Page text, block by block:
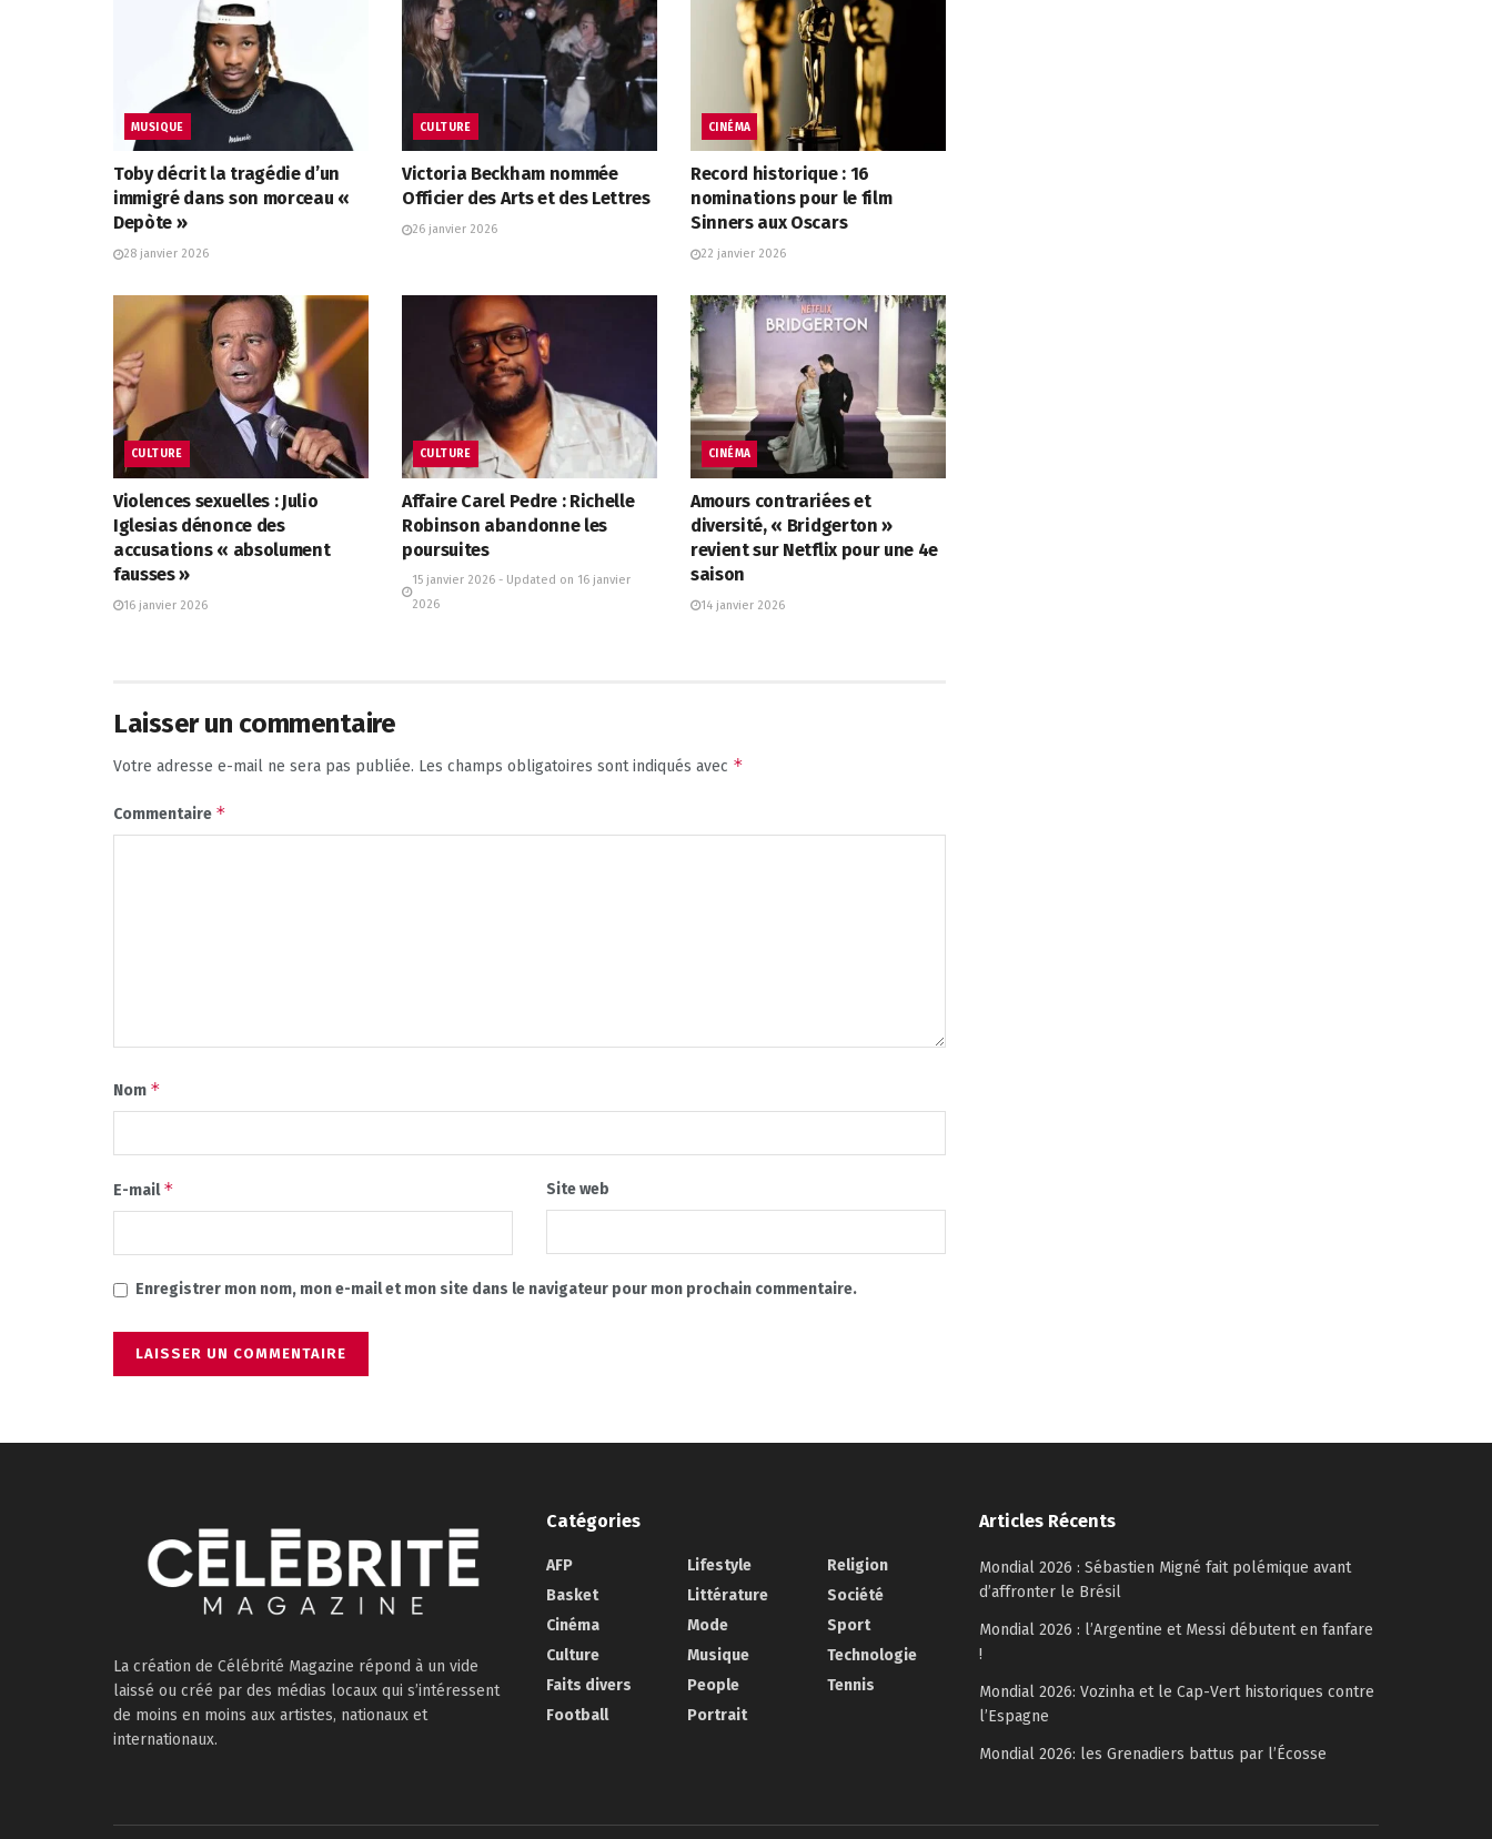
MUSIQUE
Toby décrit la tragédie d’un
immigré dans son morceau «
Depòte »
28 janvier 2026
CULTURE
Victoria Beckham nommée
Officier des Arts et des Lettres
26 janvier 2026
CINÉMA
Record historique : 16
nominations pour le film
Sinners aux Oscars
22 janvier 2026
CULTURE
Violences sexuelles : Julio
Iglesias dénonce des
accusations « absolument
fausses »
16 janvier 2026
CULTURE
Affaire Carel Pedre : Richelle
Robinson abandonne les
poursuites
15 janvier 2026 - Updated on 16 janvier
2026
CINÉMA
Amours contrariées et
diversité, « Bridgerton »
revient sur Netflix pour une 4e
saison
14 janvier 2026
Laisser un commentaire
Votre adresse e-mail ne sera pas publiée. Les champs obligatoires sont indiqués avec *
Commentaire *
Nom *
E-mail* Site web
Enregistrer mon nom, mon e-mail et mon site dans le navigateur pour mon prochain commentaire.
La création de Célébrité Magazine répond à un vide
laissé ou créé par des médias locaux qui s’intéressent
de moins en moins aux artistes, nationaux et
internationaux.
Catégories
AFP
Basket
Cinéma
Culture
Faits divers
Football
Lifestyle
Littérature
Mode
Musique
People
Portrait
Religion
Société
Sport
Technologie
Tennis
Articles Récents
Mondial 2026 : Sébastien Migné fait polémique avant
d’affronter le Brésil
Mondial 2026 : l’Argentine et Messi débutent en fanfare
!
Mondial 2026: Vozinha et le Cap-Vert historiques contre
l’Espagne
Mondial 2026: les Grenadiers battus par l’Écosse